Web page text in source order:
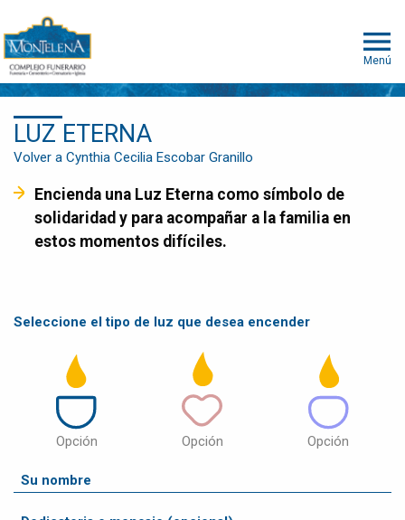
Menú
LUZ ETERNA
Volver a Cynthia Cecilia Escobar Granillo
Encienda una Luz Eterna como símbolo de
solidaridad y para acompañar a la familia en
estos momentos difíciles.
Seleccione el tipo de luz que desea encender
Opción Opción Opción